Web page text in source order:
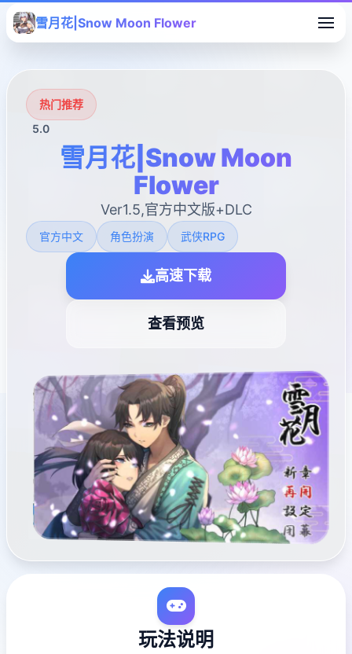
雪月花|Snow Moon Flower
热门推荐
5.0
雪月花|Snow Moon
Flower
Ver1.5,官方中文版+DLC
官方中文 角色扮演 武侠RPG
高速下载
查看预览
玩法说明